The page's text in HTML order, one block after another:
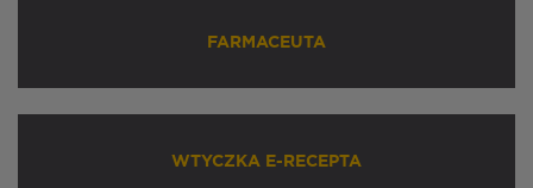
FARMACEUTA
WTYCZKA E-RECEPTA